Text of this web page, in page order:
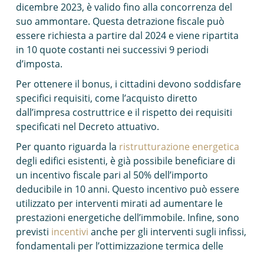
dicembre 2023, è valido fino alla concorrenza del
suo ammontare. Questa detrazione fiscale può
essere richiesta a partire dal 2024 e viene ripartita
in 10 quote costanti nei successivi 9 periodi
d’imposta.
Per ottenere il bonus, i cittadini devono soddisfare
specifici requisiti, come l’acquisto diretto
dall’impresa costruttrice e il rispetto dei requisiti
specificati nel Decreto attuativo.
Per quanto riguarda la ristrutturazione energetica
degli edifici esistenti, è già possibile beneficiare di
un incentivo fiscale pari al 50% dell’importo
deducibile in 10 anni. Questo incentivo può essere
utilizzato per interventi mirati ad aumentare le
prestazioni energetiche dell’immobile. Infine, sono
previsti incentivi anche per gli interventi sugli infissi,
fondamentali per l’ottimizzazione termica delle